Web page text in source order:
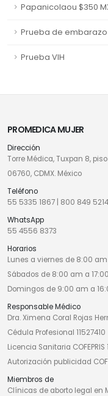
Papanicolaou $350
Prueba de embarazo
Prueba VIH
PROMEDICA MUJER
Dirección
Torre Médica, Tuxpan 8,
06760, CDMX. México
Teléfono
55 5335 1867
800 849 5214
WhatsApp
55 4556 8373
Horarios
Lunes a viernes de 8:00
Sábados de 8:00 am a
Domingos de 9:00 am a
Responsable Médico
Dra. Ximena Coral Rojas
Cédula Profesional 11527410
Licencia Sanitaria
Autorización publicidad
Miembros de
Clínicas de aborto legal en